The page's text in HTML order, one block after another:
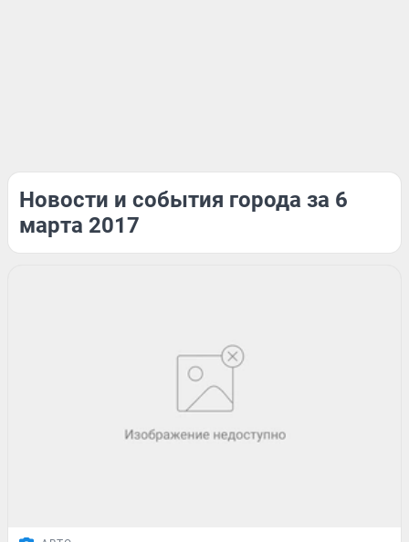
Новости и события города за 6
марта 2017